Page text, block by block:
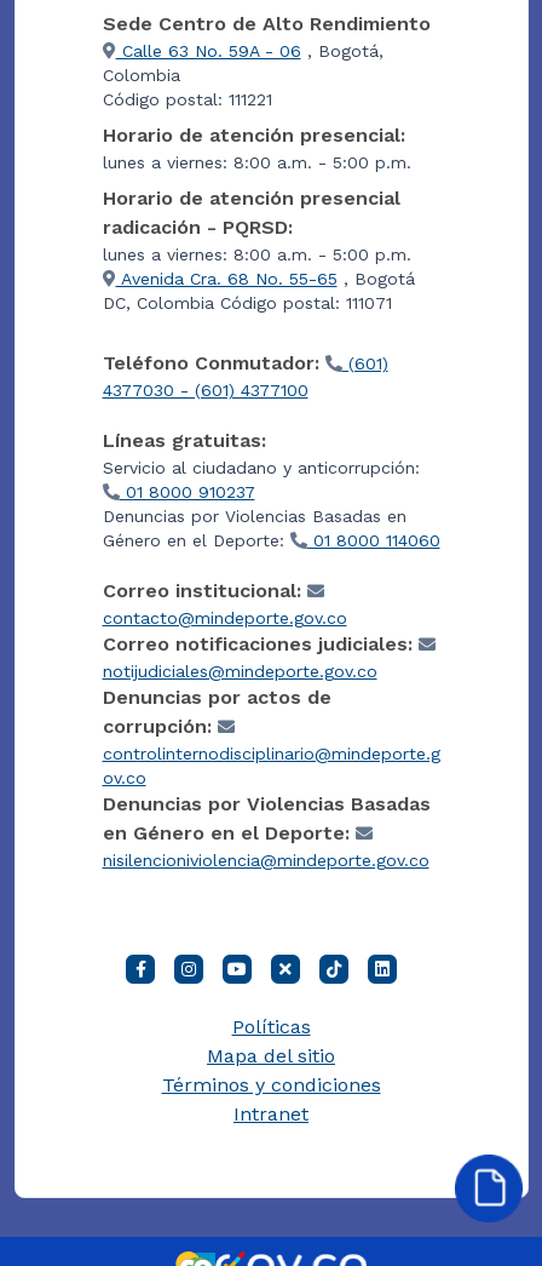
Sede Centro de Alto Rendimiento
Calle 63 No. 59A - 06 , Bogotá,
Colombia
Código postal: 111221
Horario de atención presencial:
lunes a viernes: 8:00 a.m. - 5:00 p.m.
Horario de atención presencial
radicación - PQRSD:
lunes a viernes: 8:00 a.m. - 5:00 p.m.
Avenida Cra. 68 No. 55-65 , Bogotá
DC, Colombia Código postal: 111071
Teléfono Conmutador:
(601)
4377030 - (601) 4377100
Líneas gratuitas:
Servicio al ciudadano y anticorrupción:
01 8000 910237
Denuncias por Violencias Basadas en
Género en el Deporte:
01 8000 114060
Correo institucional:
contacto@mindeporte.gov.co
Correo notificaciones judiciales:
notijudiciales@mindeporte.gov.co
Denuncias por actos de
corrupción:
controlinternodisciplinario@mindeporte.g
ov.co
Denuncias por Violencias Basadas
en Género en el Deporte:
nisilencioniviolencia@mindeporte.gov.co
Políticas
Mapa del sitio
Términos y condiciones
Intranet